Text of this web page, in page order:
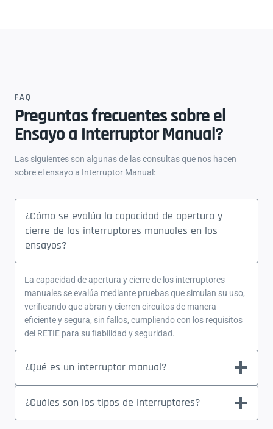
FAQ
Preguntas frecuentes sobre el
Ensayo a Interruptor Manual?
Las siguientes son algunas de las consultas que nos hacen
sobre el ensayo a Interruptor Manual:
¿Cómo se evalúa la capacidad de apertura y
cierre de los interruptores manuales en los
ensayos?
La capacidad de apertura y cierre de los interruptores
manuales se evalúa mediante pruebas que simulan su uso,
verificando que abran y cierren circuitos de manera
eficiente y segura, sin fallos, cumpliendo con los requisitos
del RETIE para su fiabilidad y seguridad.
¿Qué es un interruptor manual?
¿Cuáles son los tipos de interruptores?